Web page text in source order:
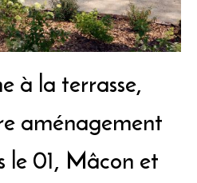
à la terrasse,
aménagement
le 01, Mâcon et